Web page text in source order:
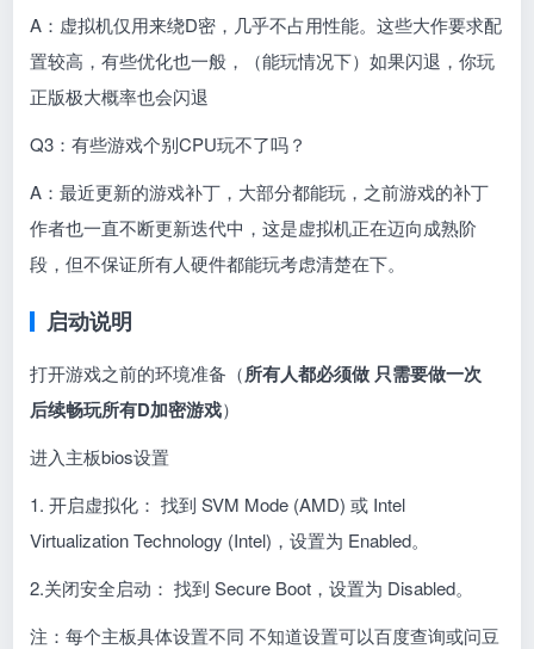
A：虚拟机仅用来绕D密，几乎不占用性能。这些大作要求配
置较高，有些优化也一般，（能玩情况下）如果闪退，你玩
正版极大概率也会闪退
Q3：有些游戏个别CPU玩不了吗？
A：最近更新的游戏补丁，大部分都能玩，之前游戏的补丁
作者也一直不断更新迭代中，这是虚拟机正在迈向成熟阶
段，但不保证所有人硬件都能玩考虑清楚在下。
启动说明
打开游戏之前的环境准备（所有人都必须做 只需要做一次
后续畅玩所有D加密游戏）
进入主板bios设置
1. 开启虚拟化： 找到 SVM Mode (AMD) 或 Intel
Virtualization Technology (Intel)，设置为 Enabled。
2.关闭安全启动： 找到 Secure Boot，设置为 Disabled。
注：每个主板具体设置不同 不知道设置可以百度查询或问豆